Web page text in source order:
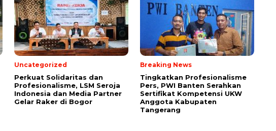
Uncategorized
Perkuat Solidaritas dan
Profesionalisme, LSM Seroja
Indonesia dan Media Partner
Gelar Raker di Bogor
Breaking News
Tingkatkan Profesionalisme
Pers, PWI Banten Serahkan
Sertifikat Kompetensi UKW
Anggota Kabupaten
Tangerang